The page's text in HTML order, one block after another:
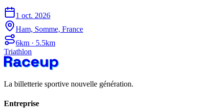
1 oct. 2026
Ham, Somme, France
6km · 5.5km
Triathlon
La billetterie sportive nouvelle génération.
Entreprise